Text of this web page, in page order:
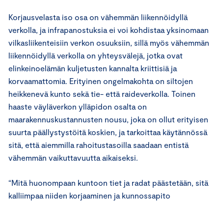
Korjausvelasta iso osa on vähemmän liikennöidyllä
verkolla, ja infrapanostuksia ei voi kohdistaa yksinomaan
vilkasliikenteisiin verkon osuuksiin, sillä myös vähemmän
liikennöidyllä verkolla on yhteysvälejä, jotka ovat
elinkeinoelämän kuljetusten kannalta kriittisiä ja
korvaamattomia. Erityinen ongelmakohta on siltojen
heikkenevä kunto sekä tie- että raideverkolla. Toinen
haaste väyläverkon ylläpidon osalta on
maarakennuskustannusten nousu, joka on ollut erityisen
suurta päällystystöitä koskien, ja tarkoittaa käytännössä
sitä, että aiemmilla rahoitustasoilla saadaan entistä
vähemmän vaikuttavuutta aikaiseksi.
“Mitä huonompaan kuntoon tiet ja radat päästetään, sitä
kalliimpaa niiden korjaaminen ja kunnossapito